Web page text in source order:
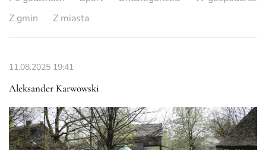
Z gmin
Z miasta
11.08.2025 19:41
Aleksander Karwowski